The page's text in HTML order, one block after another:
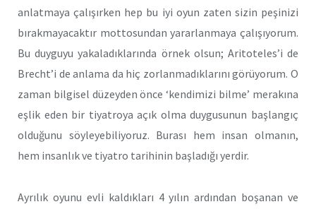
anlatmaya çalışırken hep bu iyi oyun zaten sizin peşinizi
bırakmayacaktır mottosundan yararlanmaya çalışıyorum.
Bu duyguyu yakaladıklarında örnek olsun; Aritoteles’i de
Brecht’i de anlama da hiç zorlanmadıklarını görüyorum. O
zaman bilgisel düzeyden önce ‘kendimizi bilme’ merakına
eşlik eden bir tiyatroya açık olma duygusunun başlangıç
olduğunu söyleyebiliyoruz. Burası hem insan olmanın,
hem insanlık ve tiyatro tarihinin başladığı yerdir.
Ayrılık oyunu evli kaldıkları 4 yılın ardından boşanan ve